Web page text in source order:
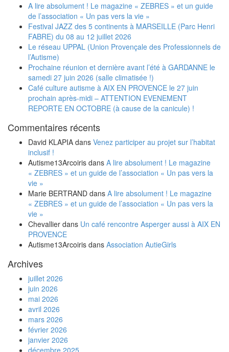
A lire absolument ! Le magazine « ZEBRES » et un guide
de l’association « Un pas vers la vie »
Festival JAZZ des 5 continents à MARSEILLE (Parc Henri
FABRE) du 08 au 12 juillet 2026
Le réseau UPPAL (Union Provençale des Professionnels de
l’Autisme)
Prochaine réunion et dernière avant l’été à GARDANNE le
samedi 27 juin 2026 (salle climatisée !)
Café culture autisme à AIX EN PROVENCE le 27 juin
prochain après-midi – ATTENTION EVENEMENT
REPORTE EN OCTOBRE (à cause de la canicule) !
Commentaires récents
David KLAPIA dans Venez participer au projet sur l’habitat
inclusif !
Autisme13Arcoiris dans A lire absolument ! Le magazine
« ZEBRES » et un guide de l’association « Un pas vers la
vie »
Marie BERTRAND dans A lire absolument ! Le magazine
« ZEBRES » et un guide de l’association « Un pas vers la
vie »
Chevallier dans Un café rencontre Asperger aussi à AIX EN
PROVENCE
Autisme13Arcoiris dans Association AutieGirls
Archives
juillet 2026
juin 2026
mai 2026
avril 2026
mars 2026
février 2026
janvier 2026